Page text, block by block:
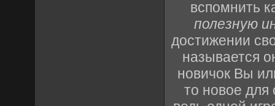
вспомнить
полезную
достижении
называется
новичок Вы
то новое для